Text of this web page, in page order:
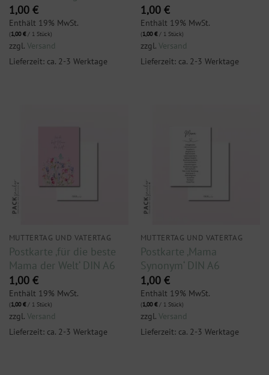
1,00 €
Enthält 19% MwSt.
(1,00€/ 1 Stück)
zzgl. Versand
Lieferzeit: ca. 2-3 Werktage
1,00 €
Enthält 19% MwSt.
(1,00€/ 1 Stück)
zzgl. Versand
Lieferzeit: ca. 2-3 Werktage
MUTTERTAG UND VATERTAG
Postkarte ‚für die beste
Mama der Welt‘ DIN A6
1,00 €
Enthält 19% MwSt.
(1,00€/ 1 Stück)
zzgl. Versand
Lieferzeit: ca. 2-3 Werktage
MUTTERTAG UND VATERTAG
Postkarte ‚Mama
Synonym‘ DIN A6
1,00 €
Enthält 19% MwSt.
(1,00€/ 1 Stück)
zzgl. Versand
Lieferzeit: ca. 2-3 Werktage